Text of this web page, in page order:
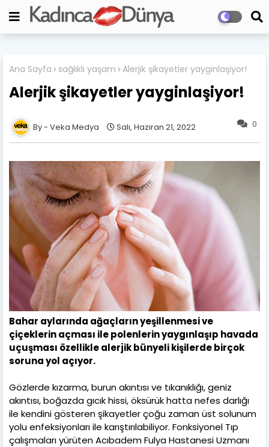
Ana Sayfa sağlıklı yaşam Alerjik şikayetler yayginlaşiyor!
Alerjik şikayetler yayginlaşiyor!
0
Veka Medya Salı, Haziran 21, 2022
Bahar aylarında ağaçların yeşillenmesi ve
çiçeklerin açması ile polenlerin yaygınlaşıp havada
uçuşması özellikle alerjik bünyeli kişilerde birçok
soruna yol açıyor.
Gözlerde kızarma, burun akıntısı ve tıkanıklığı, geniz
akıntısı, boğazda gıcık hissi, öksürük hatta nefes darlığı
ile kendini gösteren şikayetler çoğu zaman üst solunum
yolu enfeksiyonları ile karıştırılabiliyor. Fonksiyonel Tıp
çalışmaları yürüten Acıbadem Fulya Hastanesi Uzmanı